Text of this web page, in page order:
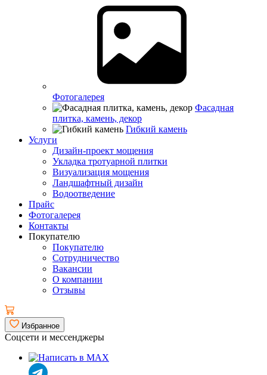
Фотогалерея
Фасадная
плитка, камень, декор
Гибкий камень
Услуги
Дизайн-проект мощения
Укладка тротуарной плитки
Визуализация мощения
Ландшафтный дизайн
Водоотведение
Прайс
Фотогалерея
Контакты
Покупателю
Покупателю
Сотрудничество
Вакансии
О компании
Отзывы
Избранное
Соцсети и мессенджеры